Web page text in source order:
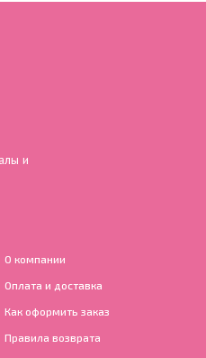
и
О компании
Оплата и доставка
Как оформить заказ
Правила возврата